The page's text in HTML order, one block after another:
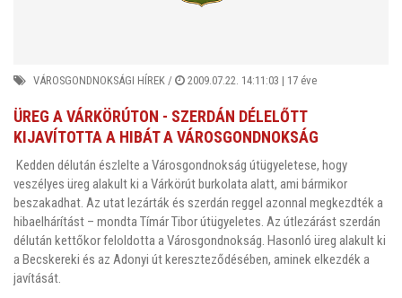
VÁROSGONDNOKSÁGI HÍREK / 2009.07.22. 14:11:03 | 17 éve
ÜREG A VÁRKÖRÚTON - SZERDÁN DÉLELŐTT
KIJAVÍTOTTA A HIBÁT A VÁROSGONDNOKSÁG
Kedden délután észlelte a Városgondnokság útügyeletese, hogy
veszélyes üreg alakult ki a Várkörút burkolata alatt, ami bármikor
beszakadhat. Az utat lezárták és szerdán reggel azonnal megkezdték a
hibaelhárítást – mondta Tímár Tibor útügyeletes. Az útlezárást szerdán
délután kettőkor feloldotta a Városgondnokság. Hasonló üreg alakult ki
a Becskereki és az Adonyi út kereszteződésében, aminek elkezdék a
javítását.